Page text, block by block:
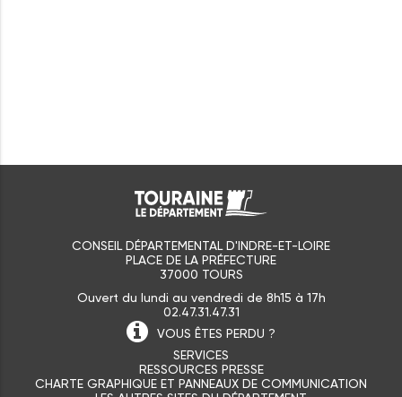
CONSEIL DÉPARTEMENTAL D'INDRE-ET-LOIRE
PLACE DE LA PRÉFECTURE
37000 TOURS
Ouvert du lundi au vendredi de 8h15 à 17h
02.47.31.47.31
VOUS ÊTES PERDU ?
SERVICES
RESSOURCES PRESSE
CHARTE GRAPHIQUE ET PANNEAUX DE COMMUNICATION